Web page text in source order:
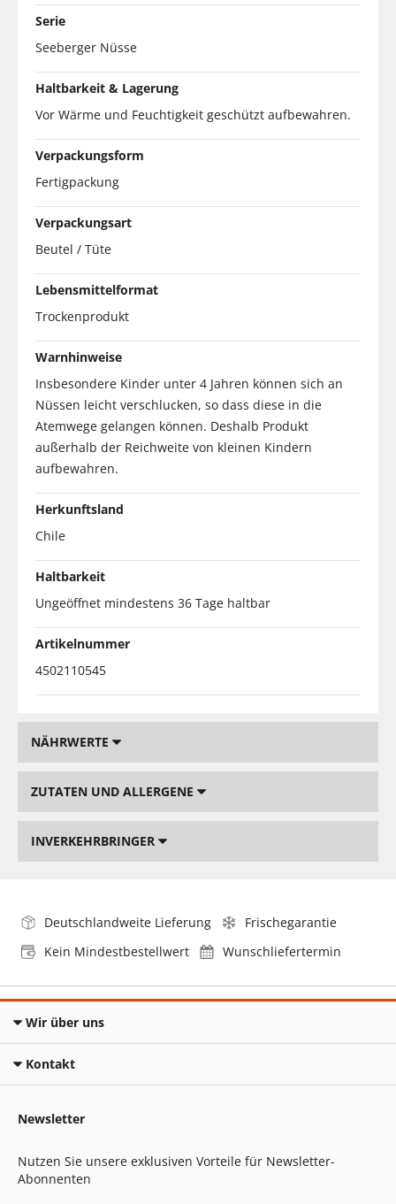
Serie
Seeberger Nüsse
Haltbarkeit & Lagerung
Vor Wärme und Feuchtigkeit geschützt aufbewahren.
Verpackungsform
Fertigpackung
Verpackungsart
Beutel / Tüte
Lebensmittelformat
Trockenprodukt
Warnhinweise
Insbesondere Kinder unter 4 Jahren können sich an
Nüssen leicht verschlucken, so dass diese in die
Atemwege gelangen können. Deshalb Produkt
außerhalb der Reichweite von kleinen Kindern
aufbewahren.
Herkunftsland
Chile
Haltbarkeit
Ungeöffnet mindestens 36 Tage haltbar
Artikelnummer
4502110545
NÄHRWERTE
ZUTATEN UND ALLERGENE
INVERKEHRBRINGER
Deutschlandweite Lieferung
Frischegarantie
Kein Mindestbestellwert
Wunschliefertermin
Wir über uns
Kontakt
Newsletter
Nutzen Sie unsere exklusiven Vorteile für Newsletter-
Abonnenten